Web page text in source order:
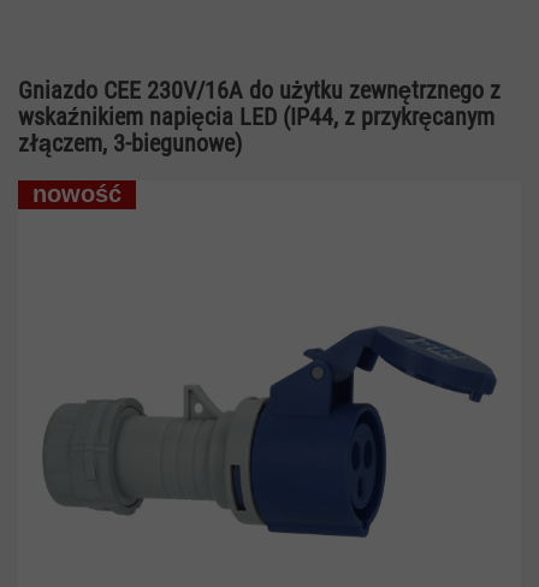
Gniazdo CEE 230V/16A do użytku zewnętrznego z
wskaźnikiem napięcia LED (IP44, z przykręcanym
złączem, 3-biegunowe)
nowość